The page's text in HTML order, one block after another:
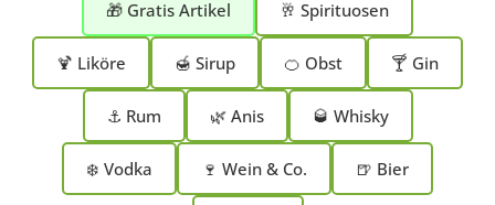
🎁 Gratis Artikel 🥂 Spirituosen
🍹 Liköre 🍯 Sirup 🍊 Obst 🍸 Gin
⚓ Rum 🌿 Anis 🥃 Whisky
❄️ Vodka 🍷 Wein & Co. 🍺 Bier